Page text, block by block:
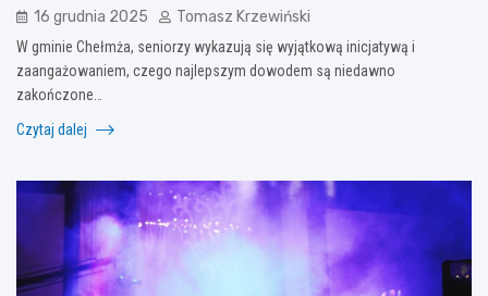
16 grudnia 2025 Tomasz Krzewiński
W gminie Chełmża, seniorzy wykazują się wyjątkową inicjatywą i
zaangażowaniem, czego najlepszym dowodem są niedawno
zakończone…
Czytaj dalej